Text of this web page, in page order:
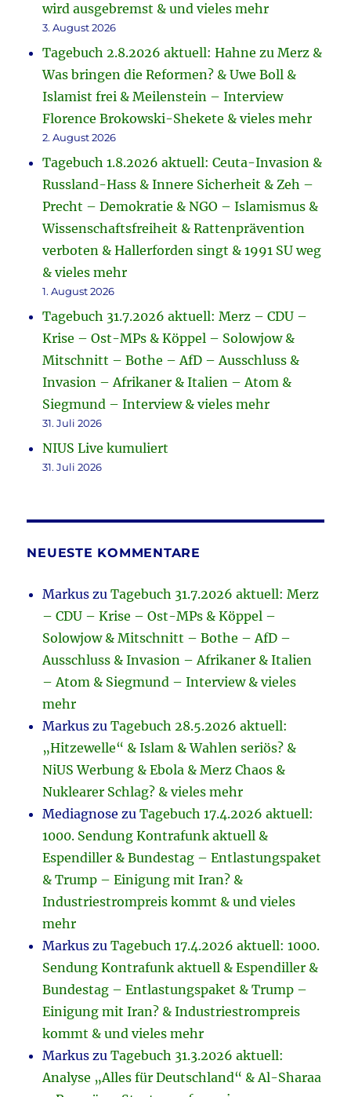
wird ausgebremst & und vieles mehr
3. August 2026
Tagebuch 2.8.2026 aktuell: Hahne zu Merz &
Was bringen die Reformen? & Uwe Boll &
Islamist frei & Meilenstein – Interview
Florence Brokowski-Shekete & vieles mehr
2. August 2026
Tagebuch 1.8.2026 aktuell: Ceuta-Invasion &
Russland-Hass & Innere Sicherheit & Zeh –
Precht – Demokratie & NGO – Islamismus &
Wissenschaftsfreiheit & Rattenprävention
verboten & Hallerforden singt & 1991 SU weg
& vieles mehr
1. August 2026
Tagebuch 31.7.2026 aktuell: Merz – CDU –
Krise – Ost-MPs & Köppel – Solowjow &
Mitschnitt – Bothe – AfD – Ausschluss &
Invasion – Afrikaner & Italien – Atom &
Siegmund – Interview & vieles mehr
31. Juli 2026
NIUS Live kumuliert
31. Juli 2026
NEUESTE KOMMENTARE
Markus zuTagebuch 31.7.2026 aktuell: Merz
– CDU – Krise – Ost-MPs & Köppel –
Solowjow & Mitschnitt – Bothe – AfD –
Ausschluss & Invasion – Afrikaner & Italien
– Atom & Siegmund – Interview & vieles
mehr
Markus zuTagebuch 28.5.2026 aktuell:
„Hitzewelle“ & Islam & Wahlen seriös? &
NiUS Werbung & Ebola & Merz Chaos &
Nuklearer Schlag? & vieles mehr
Mediagnose zuTagebuch 17.4.2026 aktuell:
1000. Sendung Kontrafunk aktuell &
Espendiller & Bundestag – Entlastungspaket
& Trump – Einigung mit Iran? &
Industriestrompreis kommt & und vieles
mehr
Markus zuTagebuch 17.4.2026 aktuell: 1000.
Sendung Kontrafunk aktuell & Espendiller &
Bundestag – Entlastungspaket & Trump –
Einigung mit Iran? & Industriestrompreis
kommt & und vieles mehr
Markus zuTagebuch 31.3.2026 aktuell:
Analyse „Alles für Deutschland“ & Al-Sharaa